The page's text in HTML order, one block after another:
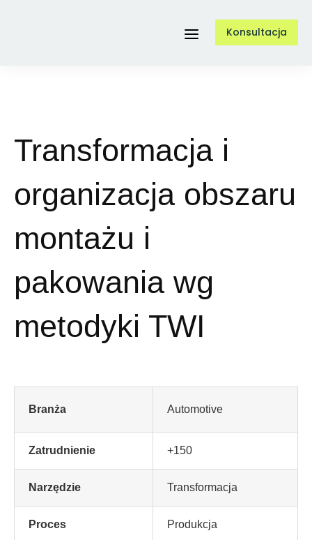
Toggle
Referencje
Konsultacja
Transformacja i
organizacja obszaru
montażu i
pakowania wg
metodyki TWI
Branża Automotive
Zatrudnienie +150
Narzędzie Transformacja
Proces Produkcja